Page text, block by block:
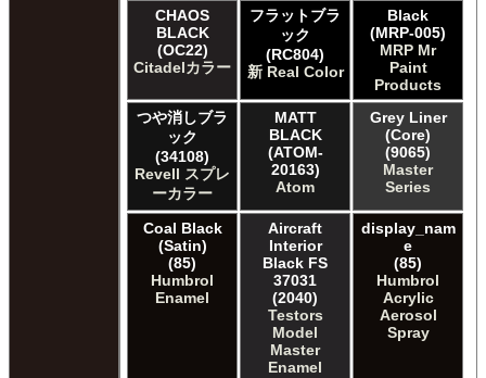
CHAOS
BLACK
(OC22)
Citadelカラー
フラットブラ
ック
(RC804)
新 Real Color
Black
(MRP-005)
MRP Mr
Paint
Products
つや消しブラ
ック
(34108)
Revell スプレ
ーカラー
MATT
BLACK
(ATOM-
20163)
Atom
Grey Liner
(Core)
(9065)
Master
Series
Coal Black
(Satin)
(85)
Humbrol
Enamel
Aircraft
Interior
Black FS
37031
(2040)
Testors
Model
Master
Enamel
display_nam
e
(85)
Humbrol
Acrylic
Aerosol
Spray